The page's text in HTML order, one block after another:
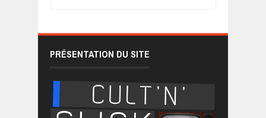
PRÉSENTATION DU SITE